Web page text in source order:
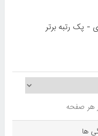
- پک رتبه برتر
هر صفحه
ها